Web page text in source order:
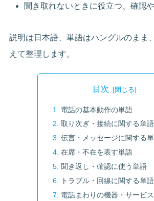
聞き取れないときに役立つ、確認
説明は日本語、単語はハングルのまま
えて整理します。
目次
電話の基本動作の単語
取り次ぎ・接続に関する単語
伝言・メッセージに関する
在席・不在を表す単語
聞き返し・確認に使う単語
トラブル・回線に関する単語
電話まわりの機器・サービ